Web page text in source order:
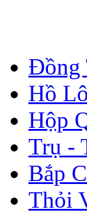
Đồng
Hồ Lô
Hộp
Trụ -
Bắp
Thỏi